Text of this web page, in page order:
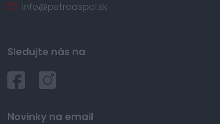
info@petroaspol.sk
Sledujte nás na
Novinky na email